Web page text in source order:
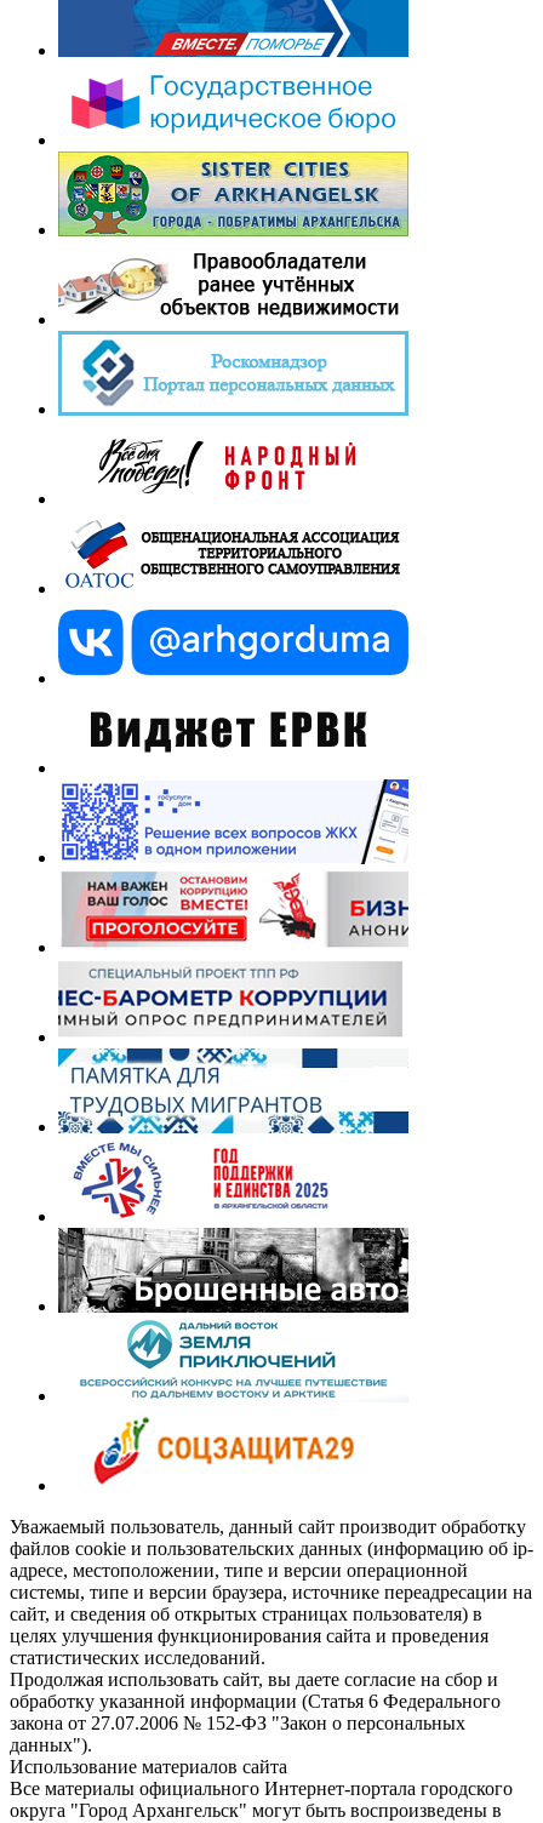
Уважаемый пользователь, данный сайт производит обработку
файлов cookie и пользовательских данных (информацию об ip-
адресе, местоположении, типе и версии операционной
системы, типе и версии браузера, источнике переадресации на
сайт, и сведения об открытых страницах пользователя) в
целях улучшения функционирования сайта и проведения
статистических исследований.
Продолжая использовать сайт, вы даете согласие на сбор и
обработку указанной информации (Статья 6 Федерального
закона от 27.07.2006 № 152-ФЗ "Закон о персональных
данных").
Использование материалов сайта
Все материалы официального Интернет-портала городского
округа "Город Архангельск" могут быть воспроизведены в